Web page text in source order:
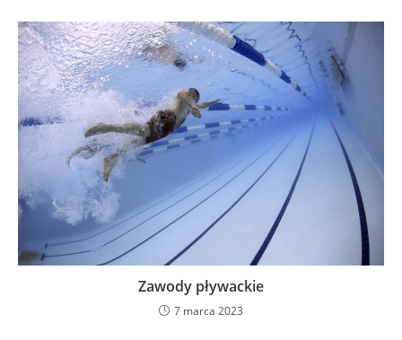
Zawody pływackie
7 marca 2023